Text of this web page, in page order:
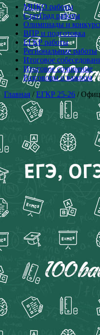
МЦКО работы
СтатГрад работы
Олимпиады и
ВПР и подготовка
ЕГКР работы
Региональные работы
Итоговое
Итоговое сочинение
Разговоры о важном
Главная /ЕГКР 25-26 /